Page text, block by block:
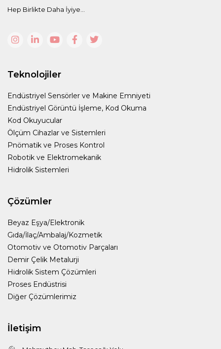
Hep Birlikte Daha İyiye...
Teknolojiler
Endüstriyel Sensörler ve Makine Emniyeti
Endüstriyel Görüntü İşleme, Kod Okuma
Kod Okuyucular
Ölçüm Cihazlar ve Sistemleri
Pnömatik ve Proses Kontrol
Robotik ve Elektromekanik
Hidrolik Sistemleri
Çözümler
Beyaz Eşya/Elektronik
Gıda/İlaç/Ambalaj/Kozmetik
Otomotiv ve Otomotiv Parçaları
Demir Çelik Metalurji
Hidrolik Sistem Çözümleri
Proses Endüstrisi
Diğer Çözümlerimiz
İletişim